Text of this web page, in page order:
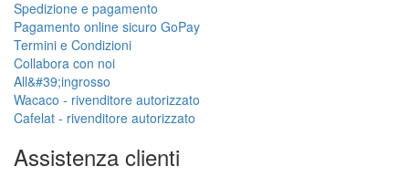
Spedizione e pagamento
Pagamento online sicuro GoPay
Termini e Condizioni
Collabora con noi
All&#39;ingrosso
Wacaco - rivenditore autorizzato
Cafelat - rivenditore autorizzato
Assistenza clienti